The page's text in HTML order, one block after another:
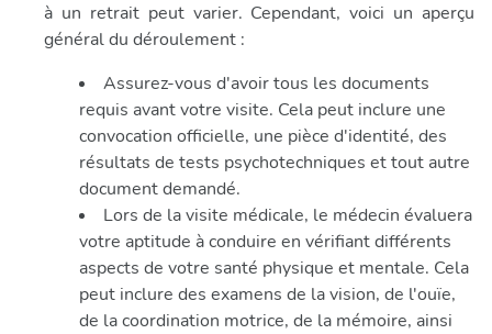
à un retrait peut varier. Cependant, voici un aperçu
général du déroulement :
Assurez-vous d'avoir tous les documents
requis avant votre visite. Cela peut inclure une
convocation officielle, une pièce d'identité, des
résultats de tests psychotechniques et tout autre
document demandé.
Lors de la visite médicale, le médecin évaluera
votre aptitude à conduire en vérifiant différents
aspects de votre santé physique et mentale. Cela
peut inclure des examens de la vision, de l'ouïe,
de la coordination motrice, de la mémoire, ainsi